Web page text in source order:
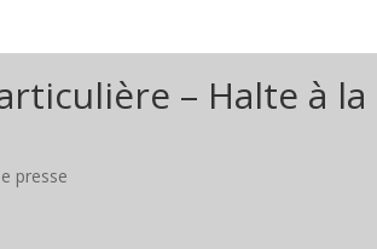
– Halte à la
presse